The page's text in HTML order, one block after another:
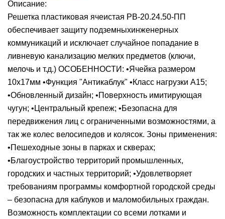
Описание:
Решетка пластиковая ячеистая РВ-20.24.50-ПП
обеспечивает защиту подземныхинженерных
коммуникаций и исключает случайное попадание в
ливневую канализацию мелких предметов (ключи,
мелочь и т.д.) ОСОБЕННОСТИ: •Ячейка размером
10х17мм •Функция "Антикаблук" •Класс нагрузки А15;
•Обновленный дизайн; •Поверхность имитирующая
чугун; •Центральный крепеж; •Безопасна для
передвижения лиц с ограниченными возможностями, а
так же колес велосипедов и колясок. Зоны применения:
•Пешеходные зоны в парках и скверах;
•Благоустройство территорий промышленных,
городских и частных территорий; •Удовлетворяет
требованиям программы комфортной городской среды
– безопасна для каблуков и маломобильных граждан.
Возможность комплектации со всеми лотками и